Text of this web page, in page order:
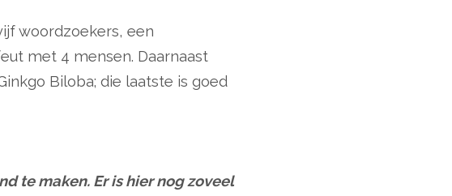
woordzoekers, een
met 4 mensen. Daarnaast
Biloba; die laatste is goed
te maken. Er is hier nog zoveel